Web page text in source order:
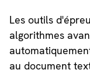
Les outils
algorithmes
au document